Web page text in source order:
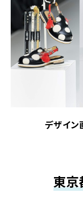
デザイン
東京